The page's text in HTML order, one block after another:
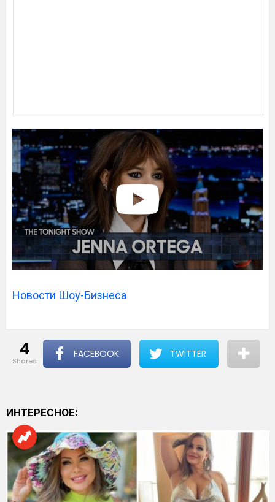
Новости Шоу-Бизнеса
4
shares
FACEBOOK TWITTER
ИНТЕРЕСНОЕ: